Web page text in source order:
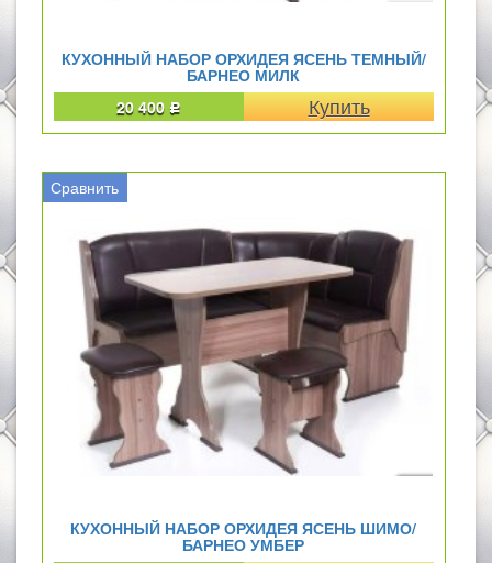
КУХОННЫЙ НАБОР ОРХИДЕЯ ЯСЕНЬ ТЕМНЫЙ/
БАРНЕО МИЛК
20 400 Р
КУХОННЫЙ НАБОР ОРХИДЕЯ ЯСЕНЬ ШИМО/
БАРНЕО УМБЕР
Сравнить